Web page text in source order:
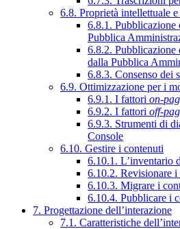
6.8. Proprietà intellettuale
6.8.1. Pubblicazione
Pubblica
6.8.2.
dalla Pubblica
6.8.3. Consenso dei
6.9. Ottimizzazione per i
6.9.1. I fattori on-
6.9.2. I fattori off-
6.9.3. Strumenti di
Console
6.10. Gestire i contenuti
6.10.1. L’inventario
6.10.2. Revisionare i
6.10.3. Migrare i
6.10.4. Pubblicare i
7. Progettazione dell’interazione
7.1. Caratteristiche